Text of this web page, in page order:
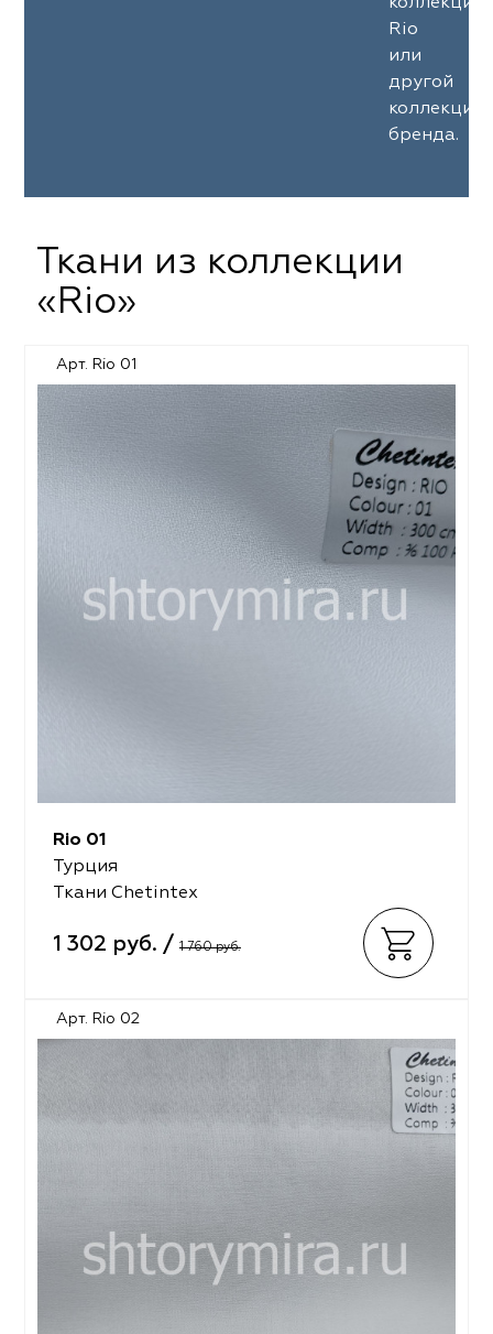
Rio
или
другой
коллекции
бренда.
Ткани из коллекции
«Rio»
Арт. Rio 01
Rio 01
Турция
Ткани Chetintex
1 302 руб. / 1 760 руб.
Арт. Rio 02